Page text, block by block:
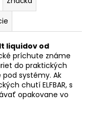
liquidov od
príchute známe
do praktických
systémy. Ak
chutí ELFBAR, s
opakovane vo